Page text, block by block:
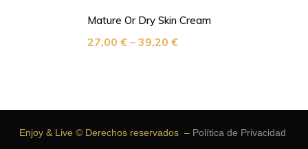
Mature Or Dry Skin Cream
27,00 € – 39,20 €
Enjoy & Live © Derechos reservados – Política de Privacidad